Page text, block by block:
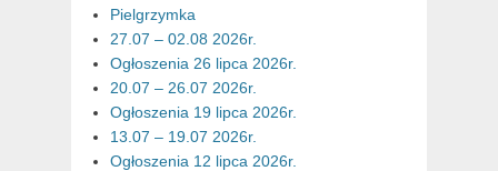
Pielgrzymka
27.07 – 02.08 2026r.
Ogłoszenia 26 lipca 2026r.
20.07 – 26.07 2026r.
Ogłoszenia 19 lipca 2026r.
13.07 – 19.07 2026r.
Ogłoszenia 12 lipca 2026r.